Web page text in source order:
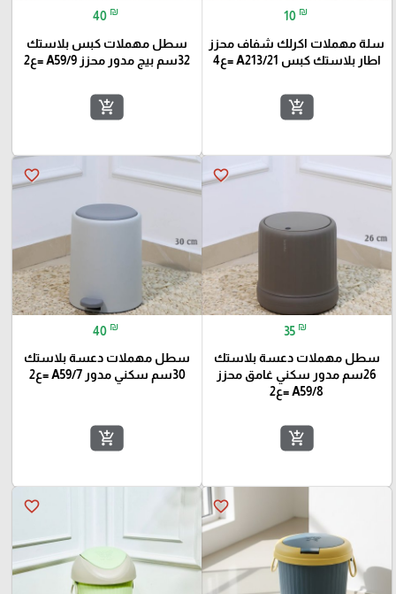
10 ₪
سلة مهملات اكرلك شفاف محزز
اطار بلاستك كبس A213/21 =ع4
add_shopping_cart
40 ₪
سطل مهملات كبس بلاستك
32سم بيج مدور محزز A59/9 =ع2
add_shopping_cart
favorite_border
35 ₪
سطل مهملات دعسة بلاستك
26سم مدور سكني غامق محزز
A59/8 =ع2
add_shopping_cart
favorite_border
40 ₪
سطل مهملات دعسة بلاستك
30سم سكني مدور A59/7 =ع2
add_shopping_cart
favorite_border
favorite_border